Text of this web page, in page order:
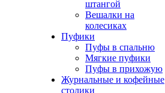
штангой
Вешалки на
колесиках
Пуфики
Пуфы в спальню
Мягкие пуфики
Пуфы в прихожую
Журнальные и кофейные
столики